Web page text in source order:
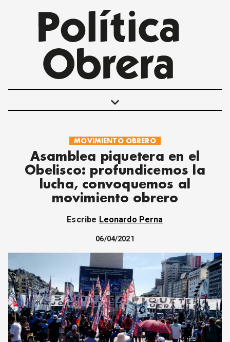
keyboard_arrow_down
POLÍTICAS
INTERNACIONALES
MOVIMIENTO OBRERO
MUJER
ECONOMÍA
JUVENTUD
CORREO DE LECTORES
DEBATE
ARCHIVO
DECLARACIONES
OPINIÓN
ALTAMIRA RESPONDE
Política Obrera Revista
CONTACTO
MOVIMIENTO OBRERO
Asamblea piquetera en el
Obelisco: profundicemos la
lucha, convoquemos al
movimiento obrero
Escribe Leonardo Perna
06/04/2021